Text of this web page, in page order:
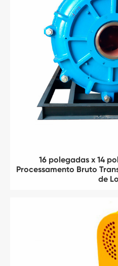
16 polegadas x 14
Processamento Bruto
de